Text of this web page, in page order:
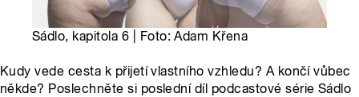
Sádlo, kapitola 6 | Foto: Adam Křena
Kudy vede cesta k přijetí vlastního vzhledu? A končí vůbec
někde? Poslechněte si poslední díl podcastové série Sádlo